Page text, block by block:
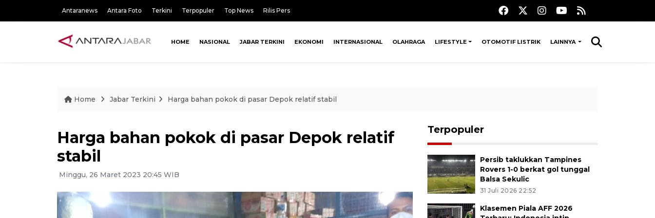
Antaranews Antara Foto Terkini Terpopuler Top News Rilis Pers
HOME NASIONAL JABAR TERKINI EKONOMI INTERNASIONAL OLAHRAGA LIFESTYLE OTOMOTIF LISTRIK LAINNYA
Home Jabar Terkini Harga bahan pokok di pasar Depok relatif stabil
Harga bahan pokok di pasar Depok relatif
stabil
Minggu, 26 Maret 2023 20:45 WIB
Terpopuler
Persib taklukkan Tampines
Rovers 1-0 berkat gol tunggal
Balsa Sekulic
31 Juli 2026 22:52
Klasemen Piala AFF 2026